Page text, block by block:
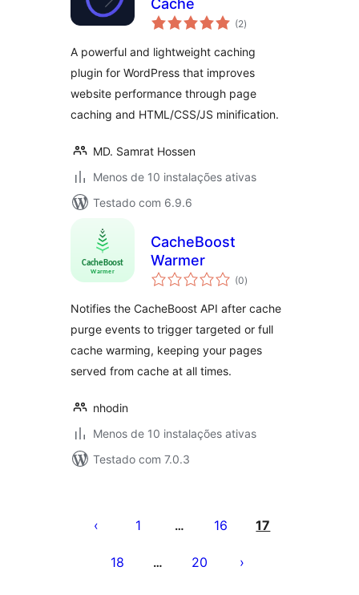
Cache
(2avaliações
totais
)
A powerful and lightweight caching
plugin for WordPress that improves
website performance through page
caching and HTML/CSS/JS minification.
MD. Samrat Hossen
Menos de 10 instalações ativas
Testado com 6.9.6
CacheBoost
Warmer
(0avaliações
totais
)
Notifies the CacheBoost API after cache
purge events to trigger targeted or full
cache warming, keeping your pages
served from cache at all times.
nhodin
Menos de 10 instalações ativas
Testado com 7.0.3
pagination
1 … 16 17
18 … 20